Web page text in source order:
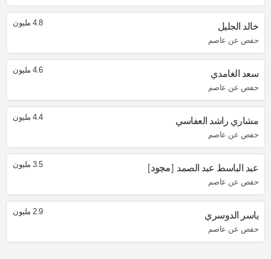
خالد الجليل
حفص عن عاصم
4.8 مليون
سعد الغامدي
حفص عن عاصم
4.6 مليون
مشاري راشد العفاسي
حفص عن عاصم
4.4 مليون
عبد الباسط عبد الصمد مجود
حفص عن عاصم
3.5 مليون
ياسر الدوسري
حفص عن عاصم
2.9 مليون